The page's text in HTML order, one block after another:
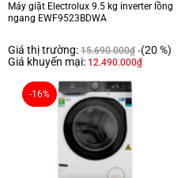
Máy giặt Electrolux 9.5 kg inverter lồng
ngang EWF9523BDWA
Giá thị trường: 15.690.000₫ (20 %)
Giá khuyến mại: 12.490.000₫
-16%